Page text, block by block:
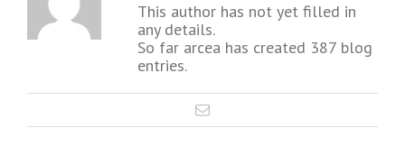
This author has not yet filled in
any details.
So far arcea has created 387 blog
entries.